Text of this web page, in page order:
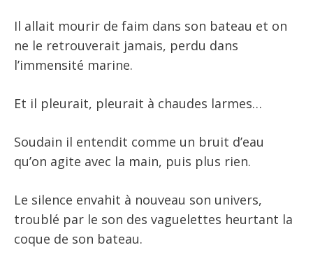
Il allait mourir de faim dans son bateau et on
ne le retrouverait jamais, perdu dans
l’immensité marine.
Et il pleurait, pleurait à chaudes larmes…
Soudain il entendit comme un bruit d’eau
qu’on agite avec la main, puis plus rien.
Le silence envahit à nouveau son univers,
troublé par le son des vaguelettes heurtant la
coque de son bateau.